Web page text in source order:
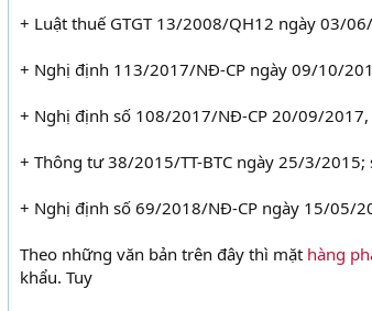
+ Luật thuế GTGT 13/2008/QH12 ngày 03/
+ Nghị định 113/2017/NĐ-CP ngày 09/10/
+ Nghị định số 108/2017/NĐ-CP 20/09/2017,
+ Thông tư 38/2015/TT-BTC ngày 25/3/
+ Nghị định số 69/2018/NĐ-CP ngày 15/05/
Theo những văn bản trên đây thì mặt hàng
khẩu. Tuy